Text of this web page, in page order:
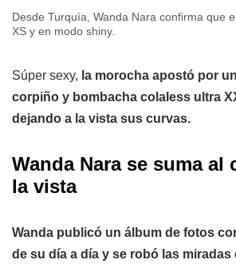
Desde Turquía, Wanda Nara confirma que
XS y en modo shiny.
Súper sexy, la morocha apostó por
corpiño y bombacha colaless ultra
dejando a la vista sus curvas.
Wanda Nara se suma al
la vista
Wanda publicó un álbum de fotos
de su día a día y se robó las